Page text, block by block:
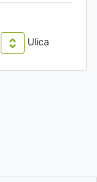
Ulica